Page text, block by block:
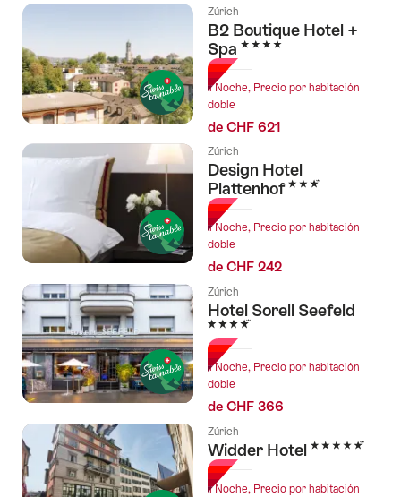
Zúrich
B2 Boutique Hotel +
Spa 4 Estrellas
1 Noche, Precio por habitación
doble
de CHF 621
Zúrich
Design Hotel
Plattenhof 3 Estrellas
1 Noche, Precio por habitación
doble
de CHF 242
Zúrich
Hotel Sorell Seefeld
4 Estrellas
1 Noche, Precio por habitación
doble
de CHF 366
Zúrich
Widder Hotel 5 Estrellas
1 Noche, Precio por habitación